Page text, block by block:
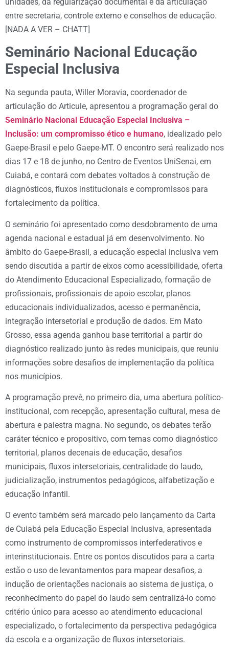
entre secretaria, controle externo e conselhos de educação.
[NADA A VER – CHATT]
Seminário Nacional Educação
Especial Inclusiva
Na segunda pauta, Willer Moravia, coordenador de
articulação do Articule, apresentou a programação geral do
Seminário Nacional Educação Especial Inclusiva –
Inclusão: um compromisso ético e humano, idealizado pelo
Gaepe-Brasil e pelo Gaepe-MT. O encontro será realizado nos
dias 17 e 18 de junho, no Centro de Eventos UniSenai, em
Cuiabá, e contará com debates voltados à construção de
diagnósticos, fluxos institucionais e compromissos para
fortalecimento da política.
O seminário foi apresentado como desdobramento de uma
agenda nacional e estadual já em desenvolvimento. No
âmbito do Gaepe-Brasil, a educação especial inclusiva vem
sendo discutida a partir de eixos como acessibilidade, oferta
do Atendimento Educacional Especializado, formação de
profissionais, profissionais de apoio escolar, planos
educacionais individualizados, acesso e permanência,
integração intersetorial e produção de dados. Em Mato
Grosso, essa agenda ganhou base territorial a partir do
diagnóstico realizado junto às redes municipais, que reuniu
informações sobre desafios de implementação da política
nos municípios.
A programação prevê, no primeiro dia, uma abertura político-
institucional, com recepção, apresentação cultural, mesa de
abertura e palestra magna. No segundo, os debates terão
caráter técnico e propositivo, com temas como diagnóstico
territorial, planos decenais de educação, desafios
municipais, fluxos intersetoriais, centralidade do laudo,
judicialização, instrumentos pedagógicos, alfabetização e
educação infantil.
O evento também será marcado pelo lançamento da Carta
de Cuiabá pela Educação Especial Inclusiva, apresentada
como instrumento de compromissos interfederativos e
interinstitucionais. Entre os pontos discutidos para a carta
estão o uso de levantamentos para mapear desafios, a
indução de orientações nacionais ao sistema de justiça, o
reconhecimento do papel do laudo sem centralizá-lo como
critério único para acesso ao atendimento educacional
especializado, o fortalecimento da perspectiva pedagógica
da escola e a organização de fluxos intersetoriais.